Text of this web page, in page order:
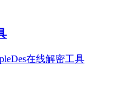
在线解密工具